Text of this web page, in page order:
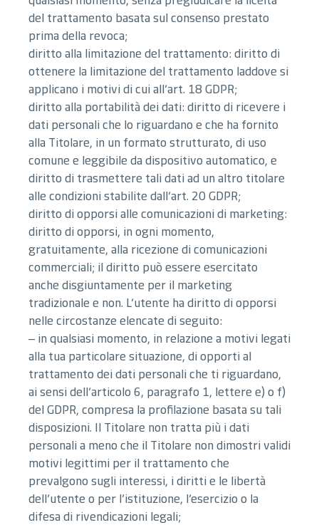
del trattamento basata sul consenso prestato
prima della revoca;
diritto alla limitazione del trattamento: diritto di
ottenere la limitazione del trattamento laddove si
applicano i motivi di cui all’art. 18 GDPR;
diritto alla portabilità dei dati: diritto di ricevere i
dati personali che lo riguardano e che ha fornito
alla Titolare, in un formato strutturato, di uso
comune e leggibile da dispositivo automatico, e
diritto di trasmettere tali dati ad un altro titolare
alle condizioni stabilite dall’art. 20 GDPR;
diritto di opporsi alle comunicazioni di marketing:
diritto di opporsi, in ogni momento,
gratuitamente, alla ricezione di comunicazioni
commerciali; il diritto può essere esercitato
anche disgiuntamente per il marketing
tradizionale e non. L’utente ha diritto di opporsi
nelle circostanze elencate di seguito:
– in qualsiasi momento, in relazione a motivi legati
alla tua particolare situazione, di opporti al
trattamento dei dati personali che ti riguardano,
ai sensi dell’articolo 6, paragrafo 1, lettere e) o f)
del GDPR, compresa la profilazione basata su tali
disposizioni. Il Titolare non tratta più i dati
personali a meno che il Titolare non dimostri validi
motivi legittimi per il trattamento che
prevalgono sugli interessi, i diritti e le libertà
dell’utente o per l’istituzione, l’esercizio o la
difesa di rivendicazioni legali;